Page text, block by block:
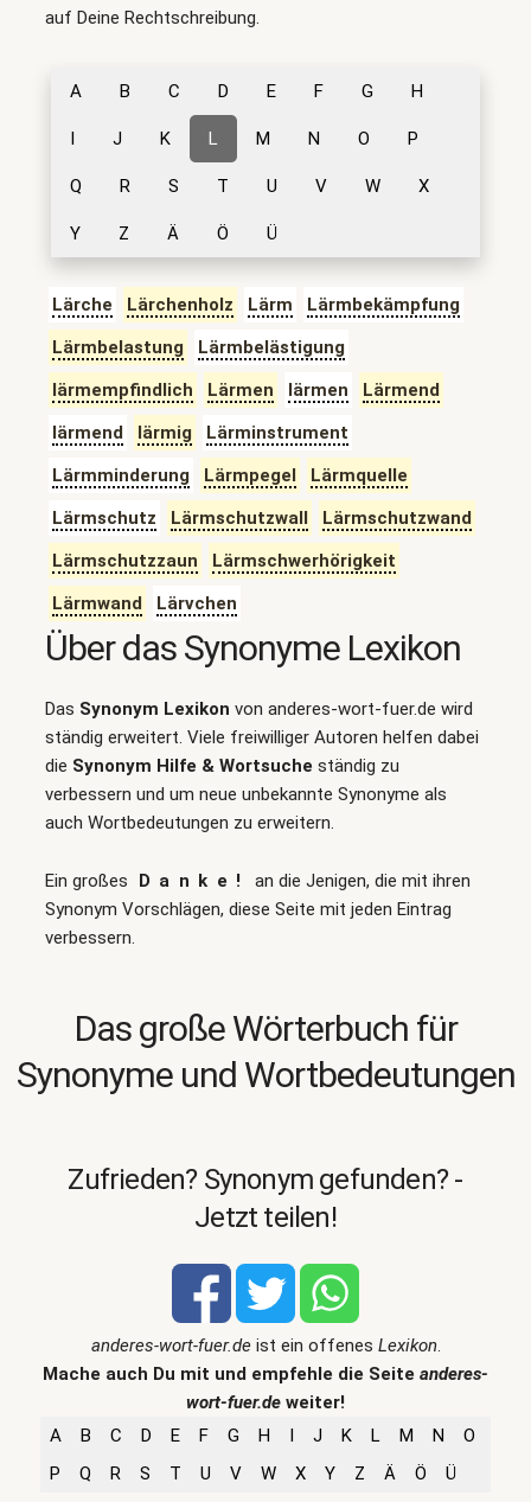
auf Deine Rechtschreibung.
A B C D E F G H
I J K L M N O P
Q R S T U V W X
Y Z Ä Ö Ü
Lärche Lärchenholz Lärm
Lärmbekämpfung
Lärmbelastung
Lärmbelästigung
lärmempfindlich
Lärmen lärmen
Lärmend
lärmend
lärmig
Lärminstrument
Lärmminderung
Lärmpegel
Lärmquelle
Lärmschutz
Lärmschutzwall
Lärmschutzwand
Lärmschutzzaun
Lärmschwerhörigkeit
Lärmwand
Lärvchen
Über das Synonyme Lexikon
Das Synonym Lexikon von anderes-wort-fuer.de wird
ständig erweitert. Viele freiwilliger Autoren helfen dabei
die Synonym Hilfe & Wortsuche ständig zu
verbessern und um neue unbekannte Synonyme als
auch Wortbedeutungen zu erweitern.
Ein großes Danke!
an die Jenigen, die mit ihren
Synonym Vorschlägen, diese Seite mit jeden Eintrag
verbessern.
Das große Wörterbuch für
Synonyme und Wortbedeutungen
Zufrieden? Synonym gefunden? -
Jetzt teilen!
anderes-wort-fuer.deist ein offenes Lexikon.
Mache auch Du mit und empfehle die Seite anderes-
wort-fuer.de weiter!
A
B C D E F G H I J K L M N
O
P
Q R S T U V W X Y Z Ä Ö Ü